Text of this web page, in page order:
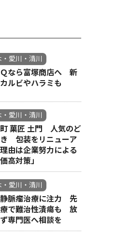
・愛川・清川
Ｑなら富塚商店へ 新
ルビやハラミも
・愛川・清川
菓匠 土門 人気のど
包装をリニューア
由は企業努力による
価高対策」
・愛川・清川
脈瘤治療に注力 先
で難治性潰瘍も 放
専門医へ相談を